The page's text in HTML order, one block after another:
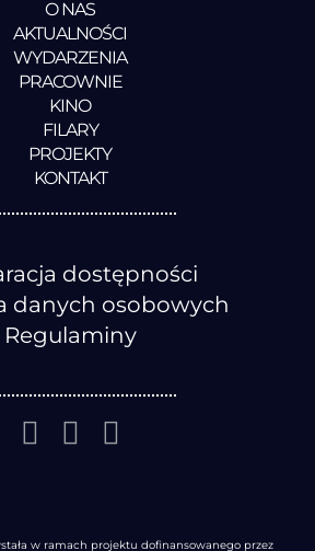
O NAS
AKTUALNOŚCI
WYDARZENIA
PRACOWNIE
KINO
FILARY
PROJEKTY
KONTAKT
dostępności
danych osobowych
Regulaminy
w ramach projektu dofinansowanego przez